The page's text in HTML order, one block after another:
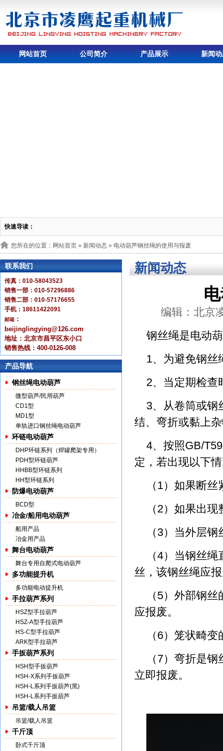
网站首页 公司简介 产品展示 新闻
快速导读：
您所在的位置：网站首页 » 新闻动态 » 电动葫芦钢丝绳的使用与报废
联系我们
传真：010-58043523
销售一部：010-57296886
销售二部：010-57176655
手机：18611422091
邮箱 ：
beijinglingying@126.com
地址：北京市昌平区东小口
销售热线：400-0126-008
产品导航
钢丝绳电动葫芦
微型葫芦/民用葫芦
CD1型
MD1型
单轨进口钢丝绳电动葫芦
环链电动葫芦
DHP环链系列（焊罐爬架专用）
PDH型环链葫芦
HHBB型环链系列
HH型环链系列
防爆电动葫芦
BCD型
冶金/船用电动葫芦
船用产品
冶金用产品
舞台电动葫芦
舞台专用自爬式电动葫芦
多功能提升机
多功能电动提升机
手拉葫芦系列
HSZ型手拉葫芦
HSZ-A型手拉葫芦
HS-C型手拉葫芦
ARK型手拉葫芦
手扳葫芦系列
HSH型手扳葫芦
HSH-X系列手扳葫芦
HSH-L系列手扳葫芦(黑)
HSH-L系列手扳葫芦
吊篮/载人吊篮
吊篮/载人吊篮
千斤顶
卧式千斤顶
新闻动态
编辑：北京
钢丝绳是电动
1、为避免钢丝
2、当定期检查
3、从卷筒或钢
结、弯折或黏上
4、按照GB/
定，若出现以下
（1）如果断
（2）如果出
（3）当外层
（4）当钢丝
丝，该钢丝绳应
（5）外部钢
应报废。
（6）笼状畸
（7）弯折是
立即报废。